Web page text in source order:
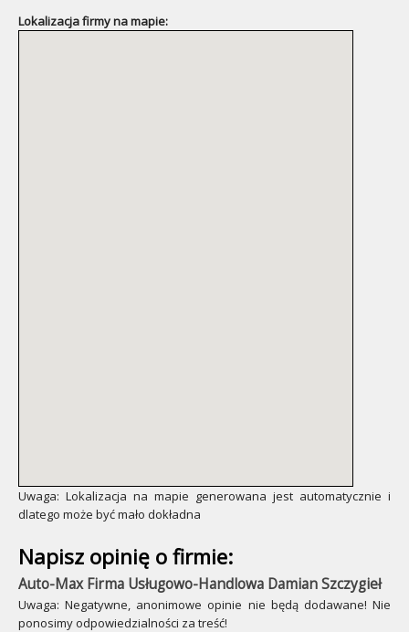
Lokalizacja firmy na mapie:
Uwaga: Lokalizacja na mapie generowana jest automatycznie i
dlatego może być mało dokładna
Napisz opinię o firmie:
Auto-Max Firma Usługowo-Handlowa Damian Szczygieł
Uwaga: Negatywne, anonimowe opinie nie będą dodawane! Nie
ponosimy odpowiedzialności za treść!